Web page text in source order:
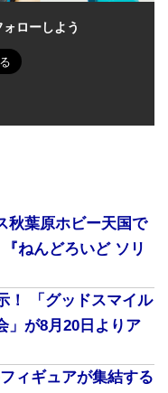
ローしよう
秋葉原ホビー天国で
ねんどろいど ソリ
！ 「グッドスマイル
」が8月20日よりア
ィギュアが集結する